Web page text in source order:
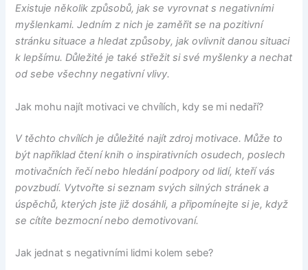
Existuje několik způsobů, jak se vyrovnat s negativními
myšlenkami. Jedním z nich je zaměřit se na pozitivní
stránku situace a hledat způsoby, jak ovlivnit danou situaci
k lepšímu. Důležité je také střežit si své myšlenky a nechat
od sebe všechny negativní vlivy.
Jak mohu najít motivaci ve chvílích, kdy se mi nedaří?
V těchto chvílích je důležité najít zdroj motivace. Může to
být například čtení knih o inspirativních osudech, poslech
motivačních řečí nebo hledání podpory od lidí, kteří vás
povzbudí. Vytvořte si seznam svých silných stránek a
úspěchů, kterých jste již dosáhli, a připomínejte si je, když
se cítíte bezmocní nebo demotivovaní.
Jak jednat s negativními lidmi kolem sebe?